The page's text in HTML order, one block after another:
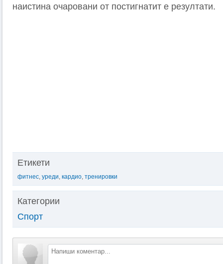
наистина очаровани от постигнатит е резултати.
Етикети
фитнес, уреди, кардио, тренировки
Категории
Спорт